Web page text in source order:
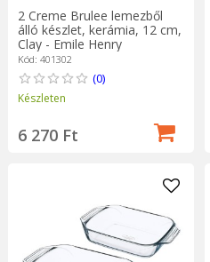
2 Creme Brulee lemezből
álló készlet, kerámia, 12 cm,
Clay - Emile Henry
Kód: 401302
(0)
Készleten
6 270 Ft